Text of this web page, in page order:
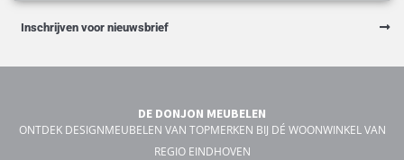
Inschrijven voor nieuwsbrief
DE DONJON MEUBELEN
ONTDEK DESIGNMEUBELEN VAN TOPMERKEN BIJ DÉ WOONWINKEL VAN
REGIO EINDHOVEN